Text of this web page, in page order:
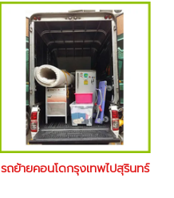
รถย้ายคอนโดกรุงเทพไปสุรินทร์